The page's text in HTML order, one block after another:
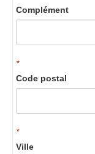
Complément
*
Code postal
*
Ville